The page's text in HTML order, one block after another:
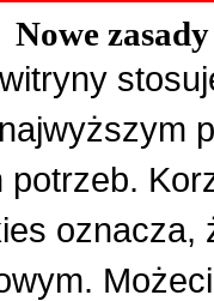
Nowe
potrzeb.
oznacza,